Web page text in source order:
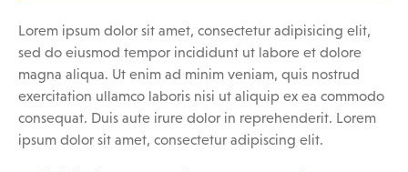
Lorem ipsum dolor sit amet, consectetur adipisicing elit,
sed do eiusmod tempor incididunt ut labore et dolore
magna aliqua. Ut enim ad minim veniam, quis nostrud
exercitation ullamco laboris nisi ut aliquip ex ea commodo
consequat. Duis aute irure dolor in reprehenderit. Lorem
ipsum dolor sit amet, consectetur adipiscing elit.